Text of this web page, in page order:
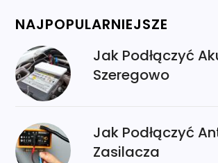
NAJPOPULARNIEJSZE
Jak Podłączyć
Szeregowo
Jak Podłączyć
Zasilacza